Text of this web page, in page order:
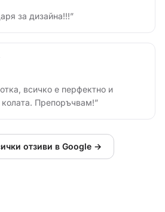
за дизайна!!!”
всичко е перфектно и
Препоръчвам!”
отзиви в Google →